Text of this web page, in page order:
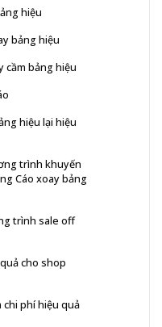
hiệu
bảng hiệu
cầm bảng hiệu
hiệu lại hiệu
trình khuyến
Cáo xoay bảng
trình sale off
cho shop
phí hiệu quả